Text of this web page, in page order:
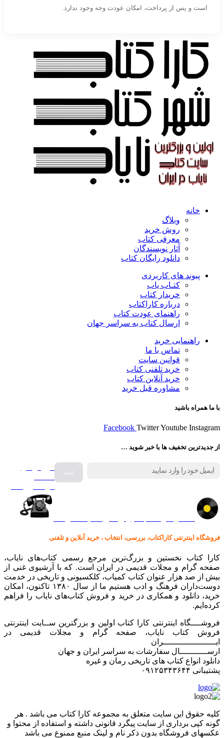
است و پس از پرداخت، امکان عودت وجه وجود ندارد.
خانه
وبلاگ
روش خرید
معرفی کتاب
آثار نویسندگان
دانلود رایگان کتاب
پیوند های کاربردی
کتـاب یاب
خریدار کتاب
درباره کاراکتاب
راهنمای عودت کتاب
ارسال کتاب به سراسر جهان
راهنمایی خرید
تماس با ما
قوانین سایت
خرید تلفنی کتاب
خرید آنلاین کتاب
مشاوره قبل خرید
با ما همراه باشید
Facebook TwitterYoutube Instagram
از جدیدترین تخفیف ها با خبر شوید …
فروش انواع
فروشگاه اینترنتی کاراکتاب، بررسی، انتخاب ، خرید آنلاین و تلفنی
کارا کتاب نخستین و بزرگ‌ترین مرجع رسمی کتاب‌های نایاب،
صفحه گرام و مجلات قدیمی در ایران است. که با آرشیوی غنی از
بیش از صد هزار عنوان کتاب کمیاب، کلکسیونی و تاریخی در خدمت
دوست‌داران فرهنگ و ادب هستیم ما از سال ۱۳۸۰ تاکنون، امکان
خرید، دانلود و همکاری در خرید و فروش کتاب‌های نایاب را فراهم
کرده‌ایم.
فروشــــگاه اینترنتی کارا کتاب اولین و بزرگترین ســایت اینترنتی
فروش کتاب نایاب، صفحه گرام و مجلات قدیمی در
ایـــــــــــــــــــــران
ارســـــــــــال سفارشات به سراسر ایران و جهان
دانلود انواع کتاب های تاریخی رمان و غیره
پشتیبانی ۰۹۱۲۵۳۴۳۶۴۴
کليه حقوق اين سايت متعلق به مجموعه کارا کتاب می باشد . هر
گونه کپی برداری از سایت پیگرد قانونی داشته و استفاده از محتوا و
عکسهای فروشگاه بدون ذکر نام و لینک منبع ممنوع می باشد